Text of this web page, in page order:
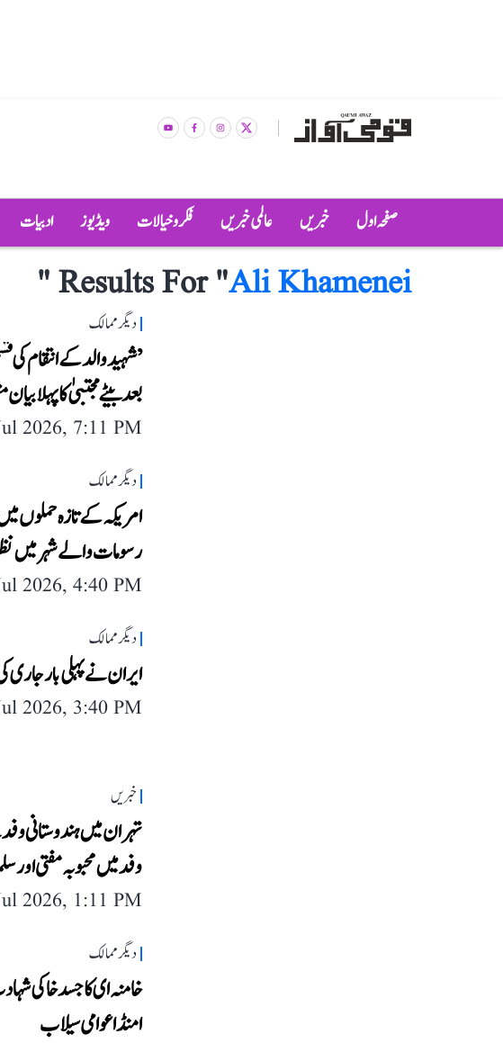
صفحہ اول خبریں عالمی خبریں فکر و خیالات ویڈیوز ادبیات
Results For "Ali Khamenei
"
دیگر ممالک
’شہید والد کے انتقام
بعد بیٹے مجتبیٰ کا پہلا
2026, 7:11 PM
دیگر ممالک
رسومات والے شہر میں
2026, 4:40 PM
دیگر ممالک
ایران نے پہلی بار جاری
2026, 3:40 PM
خبریں
تہران میں ہندوستانی
وفد میں محبوبہ مفتی
2026, 1:11 PM
دیگر ممالک
خامنہ ای کا جسد خاکی
امنڈا عوامی سیلاب